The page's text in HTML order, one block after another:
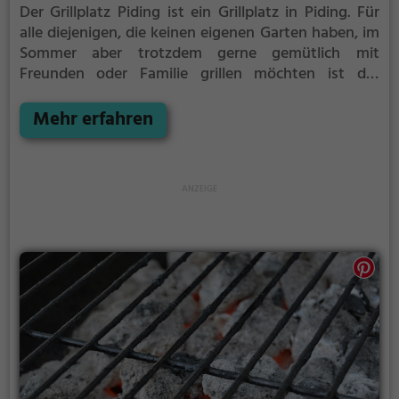
Der Grillplatz Piding ist ein Grillplatz in Piding. Für
alle diejenigen, die keinen eigenen Garten haben, im
Sommer aber trotzdem gerne gemütlich mit
Freunden oder Familie grillen möchten ist der
Grillplatzes: keine Nachbarn. Hier kann eine Feier
ruhig auch mal bis spät in die Nacht gehen und
Mehr erfahren